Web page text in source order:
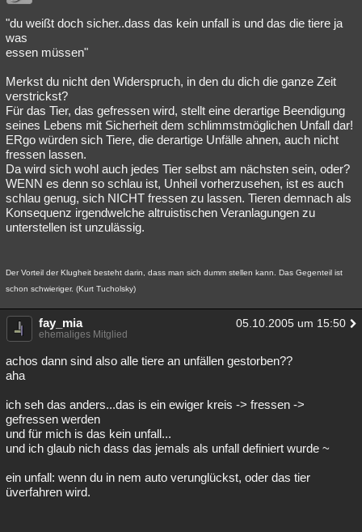
"du weißt doch sicher..dass das kein unfall is und das die tiere ja
was
essen müssen"
Merkst du nicht den Widerspruch, in den du dich die ganze Zeit
verstrickst?
Für das Tier, das gefressen wird, stellt eine derartige Beendigung
seines Lebens mit Sicherheit dem schlimmstmöglichen Unfall dar!
ERgo würden sich Tiere, die derartige Unfälle ahnen, auch nicht
fressen lassen.
Da wird sich wohl auch jedes Tier selbst am nächsten sein, oder?
WENN es denn so schlau ist, Unheil vorherzusehen, ist es auch
schlau genug, sich NICHT fressen zu lassen. Tieren demnach als
Konsequenz irgendwelche altruistischen Veranlagungen zu
unterstellen ist unzulässig.
Der Vorteil der Klugheit besteht darin, dass man sich dumm stellen kann. Das Gegenteil ist
schon schwieriger. (Kurt Tucholsky)
fay_mia 05.10.2005 um 15:50
ehemaliges Mitglied
achos dann sind also alle tiere an unfällen gestorben??
aha
ich seh das anders...das is ein ewiger kreis -> fressen ->
gefressen werden
und für mich is das kein unfall...
und ich glaub nich dass das jemals als unfall definiert wurde ~
ein unfall: wenn du in nem auto verunglückst, oder das tier
üverfahren wird.